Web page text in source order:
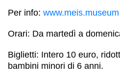
Per info: www.meis.museum
Orari: Da martedì a
Biglietti: Intero 10 euro,
bambini minori di 6 anni.